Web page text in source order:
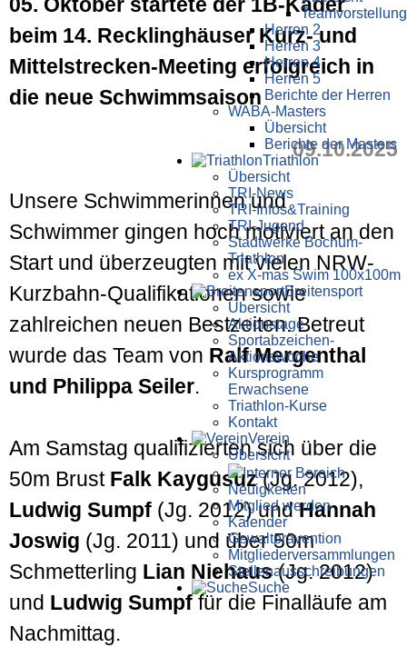
Teamvorstellung
Herren 2
Herren 3
Herren 4
Herren 5
Berichte der Herren
WABA-Masters
Übersicht
Berichte der Masters
Triathlon
Übersicht
TRI-News
TRI-Infos&Training
TRI-Jugend
Stadtwerke Bochum-
Triathlon
ex X-mas Swim 100x100m
Breiten­sport
Übersicht
Aktionstage
Sportabzeichen-
Aktionswoche
Kursprogramm
Erwachsene
Triathlon-Kurse
Kontakt
Verein
Übersicht
Interner Bereich
Neuigkeiten
Mitglied werden
Kalender
Gewaltprävention
Mitglieder­versammlungen
Stellen­aus­schrei­bungen
Suche
beim 14. Recklinghäuser Kurz- und
Mittelstrecken-Meeting erfolgreich in
die neue Schwimmsaison
09.10.2025
Unsere Schwimmerinnen und
Schwimmer gingen hoch motiviert an den
Start und überzeugten mit vielen NRW-
Kurzbahn-Qualifikationen sowie
zahlreichen neuen Bestzeiten. Betreut
wurde das Team von Ralf Mergenthal
und Philippa Seiler.
Am Samstag qualifizierten sich über die
50m BrustFalk Kaygusuz(Jg. 2012),
Ludwig Sumpf (Jg. 2012) undHannah
Joswig (Jg. 2011) und über 50m
Schmetterling Lian Niehaus(Jg. 2012)
und Ludwig Sumpffür die Finalläufe am
Nachmittag.